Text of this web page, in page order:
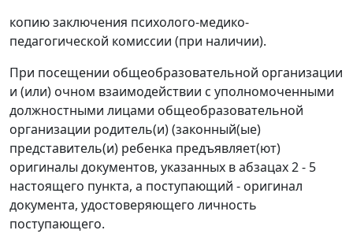
копию заключения психолого-медико-
педагогической комиссии (при наличии).
При посещении общеобразовательной организации
и (или) очном взаимодействии с уполномоченными
должностными лицами общеобразовательной
организации родитель(и) (законный(ые)
представитель(и) ребенка предъявляет(ют)
оригиналы документов, указанных в абзацах 2 - 5
настоящего пункта, а поступающий - оригинал
документа, удостоверяющего личность
поступающего.